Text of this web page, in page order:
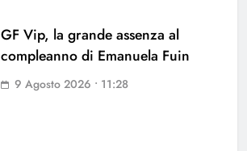
GF Vip, la grande assenza al
compleanno di Emanuela Fuin
9 Agosto 2026 • 11:28